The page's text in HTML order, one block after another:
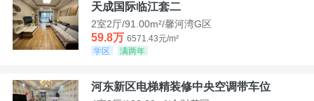
天成国际临江套二
2室2厅/91.00m²/馨河湾G区
59.8万 6571.43元/m²
学区
满两年
河东新区电梯精装修中央空调带车位